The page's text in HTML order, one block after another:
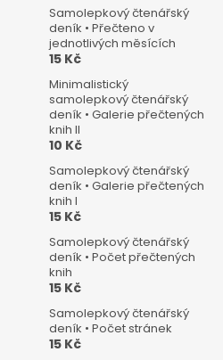
Samolepkový čtenářský
deník • Přečteno v
jednotlivých měsících
15 Kč
Minimalistický
samolepkový čtenářský
deník • Galerie přečtených
knih II
10 Kč
Samolepkový čtenářský
deník • Galerie přečtených
knih I
15 Kč
Samolepkový čtenářský
deník • Počet přečtených
knih
15 Kč
Samolepkový čtenářský
deník • Počet stránek
15 Kč